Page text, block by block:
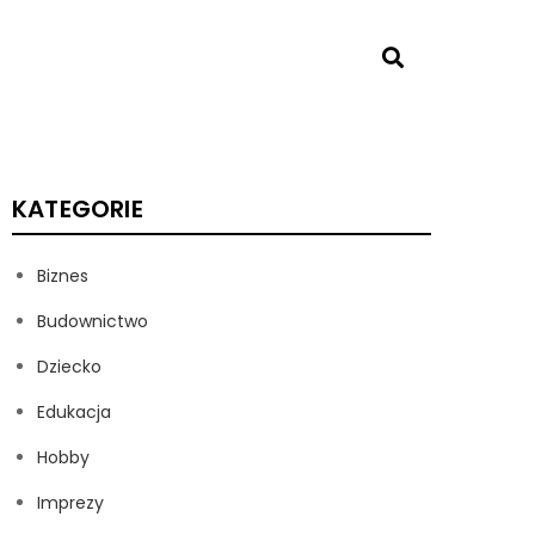
KATEGORIE
Biznes
Budownictwo
Dziecko
Edukacja
Hobby
Imprezy